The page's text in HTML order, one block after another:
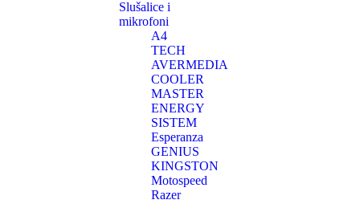
Slušalice i
mikrofoni
A4
TECH
AVERMEDIA
COOLER
MASTER
ENERGY
SISTEM
Esperanza
GENIUS
KINGSTON
Motospeed
Razer